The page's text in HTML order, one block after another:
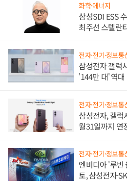
화학·에너지
삼성SDI ESS
최주선 스텔란
전자·전기·정보통
삼성전자 갤럭
'144만 대' 역대
전자·전기·정보통
삼성전자, 갤럭
월31일까지 연
전자·전기·정보통
엔비디아 '루빈
토, 삼성전자